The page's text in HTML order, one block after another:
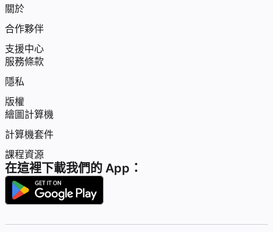
關於
合作夥伴
支援中心
服務條款
隱私
版權
繪圖計算機
計算機套件
課程資源
在這裡下載我們的 App：